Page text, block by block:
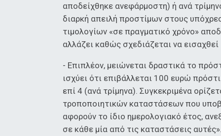
αποδείχθηκε ανεφάρμοστη) ή ανά
διαρκή απειλή προστίμων στους
τιμολογίων «σε πραγματικό χρόνο»
αλλάζει καθώς σχεδιάζεται να
- Επιπλέον, μειώνεται δραστικά το
ισχύει ότι επιβάλλεται 100 ευρώ
επί 4 (ανά τρίμηνα). Συγκεκριμένα
τροποποιητικών καταστάσεων που
αφορούν το ίδιο ημερολογιακό έτος,
σε κάθε μία από τις καταστάσεις